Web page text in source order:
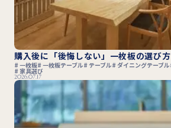
購入後に「後悔しない」一枚板の選び方
一枚板 一枚板テーブル テーブル ダイニングテーブル
家具選び
2026.07.17